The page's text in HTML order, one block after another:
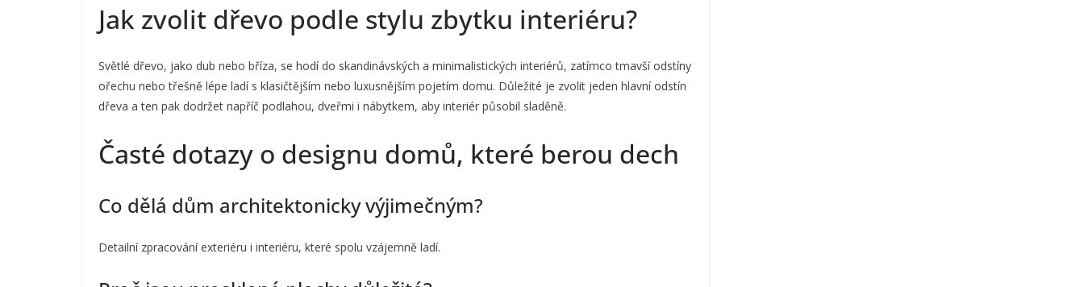
Jak zvolit dřevo podle stylu zbytku interiéru?
Světlé dřevo, jako dub nebo bříza, se hodí do skandinávských a minimalistických interiérů, zatímco tmavší odstíny
ořechu nebo třešně lépe ladí s klasičtějším nebo luxusnějším pojetím domu. Důležité je zvolit jeden hlavní odstín
dřeva a ten pak dodržet napříč podlahou, dveřmi i nábytkem, aby interiér působil sladěně.
Časté dotazy o designu domů, které berou dech
Co dělá dům architektonicky výjimečným?
Detailní zpracování exteriéru i interiéru, které spolu vzájemně ladí.